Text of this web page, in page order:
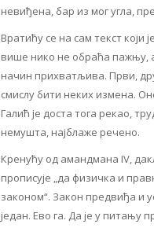
невиђена, бар из мог угла,
Вратићу се на сам текст који
више нико не обраћа пажњу,
начин прихватљива. Први,
смислу бити неких измена.
Галић је доста тога рекао,
немушта, најблаже речено.
Кренућу од амандмана IV,
прописује „да физичка и
законом“. Закон предвиђа и
један. Ево га. Да је у питању